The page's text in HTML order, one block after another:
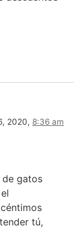
2020, 8:36 am
de gatos
tú,